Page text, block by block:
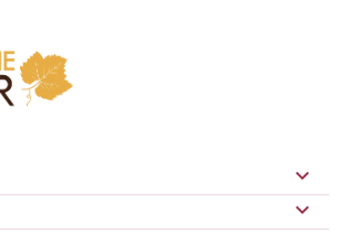

